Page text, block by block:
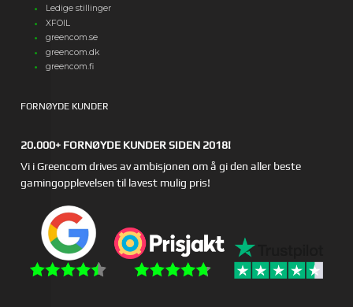
Ledige stillinger
XFOIL
greencom.se
greencom.dk
greencom.fi
FORNØYDE KUNDER
20.000+ FORNØYDE KUNDER SIDEN 2018!
Vi i Greencom drives av ambisjonen om å gi den aller beste
gamingopplevelsen til lavest mulig pris!